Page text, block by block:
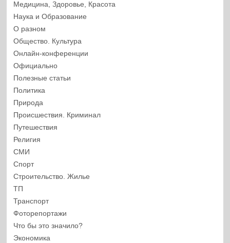
Медицина, Здоровье, Красота
Наука и Образование
О разном
Общество. Культура
Онлайн-конференции
Официально
Полезные статьи
Политика
Природа
Происшествия. Криминал
Путешествия
Религия
СМИ
Спорт
Строительство. Жилье
ТП
Транспорт
Фоторепортажи
Что бы это значило?
Экономика